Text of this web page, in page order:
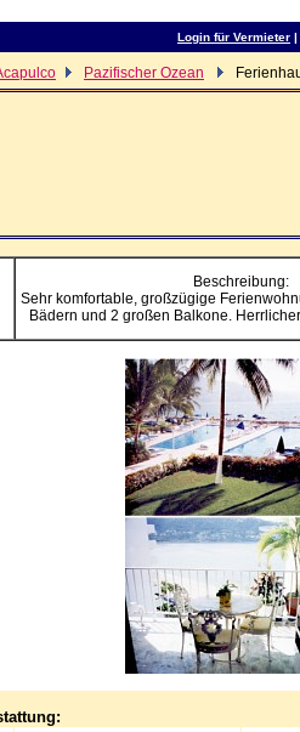
Login für Vermieter |
Pazifischer Ozean
Beschreibung:
Sehr komfortable, großzügige
Bädern und 2 großen Balkone.